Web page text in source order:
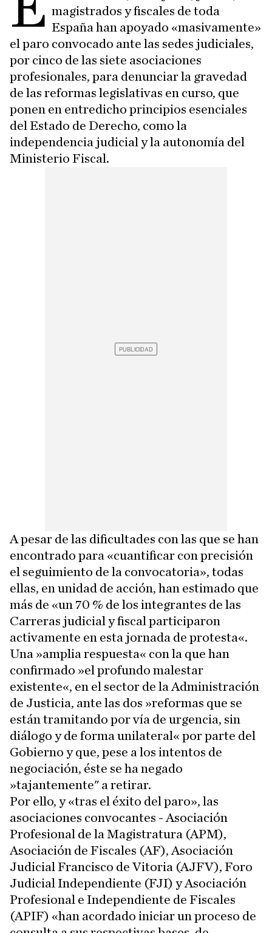
magistrados y fiscales de toda
España han apoyado «masivamente»
el paro convocado ante las sedes judiciales,
por cinco de las siete asociaciones
profesionales, para denunciar la gravedad
de las reformas legislativas en curso, que
ponen en entredicho principios esenciales
del Estado de Derecho, como la
independencia judicial y la autonomía del
Ministerio Fiscal.
A pesar de las dificultades con las que se han
encontrado para «cuantificar con precisión
el seguimiento de la convocatoria», todas
ellas, en unidad de acción, han estimado que
más de «un 70 % de los integrantes de las
Carreras judicial y fiscal participaron
activamente en esta jornada de protesta«.
Una »amplia respuesta« con la que han
confirmado »el profundo malestar
existente«, en el sector de la Administración
de Justicia, ante las dos »reformas que se
están tramitando por vía de urgencia, sin
diálogo y de forma unilateral« por parte del
Gobierno y que, pese a los intentos de
negociación, éste se ha negado
»tajantemente" a retirar.
Por ello, y «tras el éxito del paro», las
asociaciones convocantes - Asociación
Profesional de la Magistratura (APM),
Asociación de Fiscales (AF), Asociación
Judicial Francisco de Vitoria (AJFV), Foro
Judicial Independiente (FJI) y Asociación
Profesional e Independiente de Fiscales
(APIF) «han acordado iniciar un proceso de